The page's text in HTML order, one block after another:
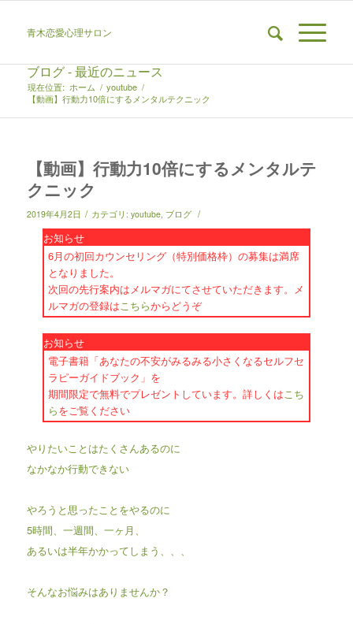
青木恋愛心理サロン
ブログ - 最近のニュース
現在位置: ホーム / youtube /
【動画】行動力10倍にするメンタルテクニック
【動画】行動力10倍にするメンタルテ
クニック
2019年4月2日 / カテゴリ: youtube, ブログ /
お知らせ
6月の初回カウンセリング（特別価格枠）の募集は満席
となりました。
次回の先行案内はメルマガにてさせていただきます。メ
ルマガの登録はこちらからどうぞ
お知らせ
電子書籍「あなたの不安がみるみる小さくなるセルフセ
ラピーガイドブック」を
期間限定で無料でプレゼントしています。詳しくはこち
らをご覧ください
やりたいことはたくさんあるのに
なかなか行動できない
やろうと思ったことをやるのに
5時間、一週間、一ヶ月、
あるいは半年かかってしまう、、、
そんなお悩みはありませんか？